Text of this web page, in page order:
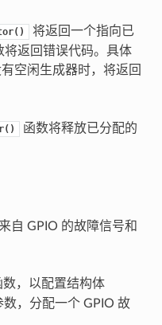
将返回一个指向已
将返回错误代码。具体
空闲生成器时，将返回
函数将释放已分配的
自 GPIO 的故障信号和
数，以配置结构体
数，分配一个 GPIO 故